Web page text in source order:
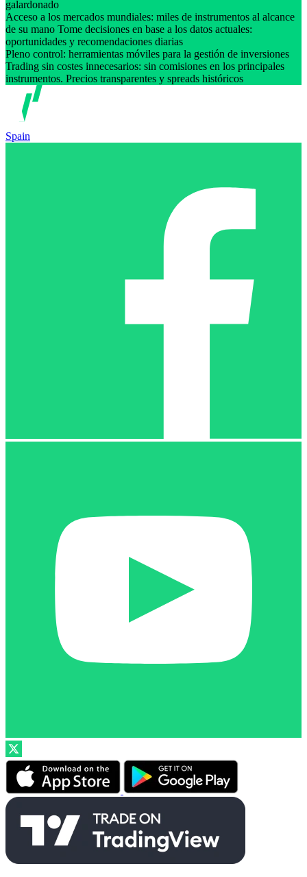
galardonado
Acceso a los mercados mundiales: miles de instrumentos al alcance
de su mano Tome decisiones en base a los datos actuales:
oportunidades y recomendaciones diarias
Pleno control: herramientas móviles para la gestión de inversiones
Trading sin costes innecesarios: sin comisiones en los principales
instrumentos. Precios transparentes y spreads históricos
Spain